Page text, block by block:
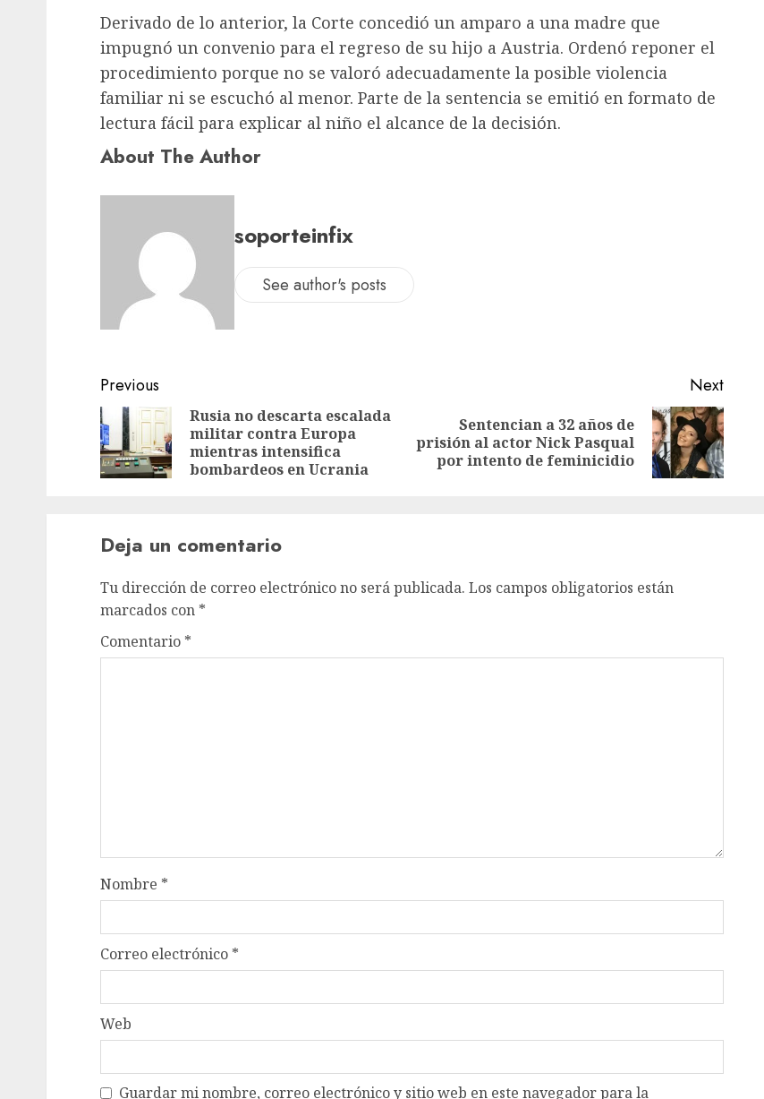
Derivado de lo anterior, la Corte concedió un amparo a una madre que
impugnó un convenio para el regreso de su hijo a Austria. Ordenó reponer el
procedimiento porque no se valoró adecuadamente la posible violencia
familiar ni se escuchó al menor. Parte de la sentencia se emitió en formato de
lectura fácil para explicar al niño el alcance de la decisión.
About The Author
soporteinfix
See author's posts
Previous
Rusia no descarta escalada
militar contra Europa
mientras intensifica
bombardeos en Ucrania
Next
Sentencian a 32 años de
prisión al actor Nick Pasqual
por intento de feminicidio
Deja un comentario
Tu dirección de correo electrónico no será publicada. Los campos obligatorios están
marcados con *
Comentario *
Nombre *
Correo electrónico *
Web
Guardar mi nombre, correo electrónico y sitio web en este navegador para la